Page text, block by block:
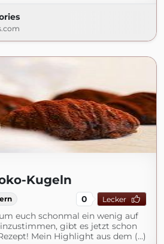
Kugeln
0 Lecker
euch schonmal ein wenig auf
gibt es jetzt schon
Mein Highlight aus dem (...)